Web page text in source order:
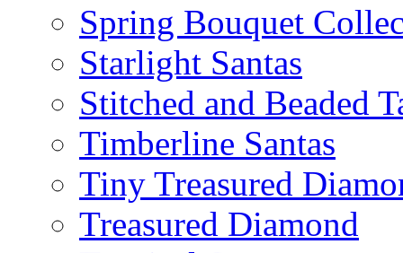
Spring Bouquet
Starlight Santas
Stitched and Beaded
Timberline Santas
Tiny Treasured
Treasured Diamond